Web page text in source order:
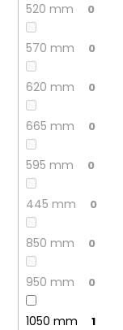
520 mm 0
570 mm 0
620 mm 0
665 mm 0
595 mm 0
445 mm 0
850 mm 0
950 mm 0
1050 mm 1